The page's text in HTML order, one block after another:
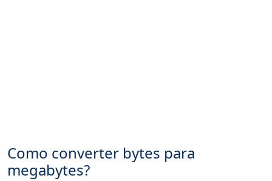
Como converter bytes para
megabytes?